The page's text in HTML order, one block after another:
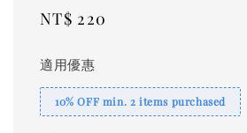
Regular
NT$ 220
適用優惠
10% OFF min. 2 items purchased